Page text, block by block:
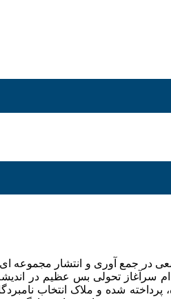
در جمع آوری و انتشار مجموعه ای
تحولی بس عظیم در
پرداخته شده و ملاک انتخاب